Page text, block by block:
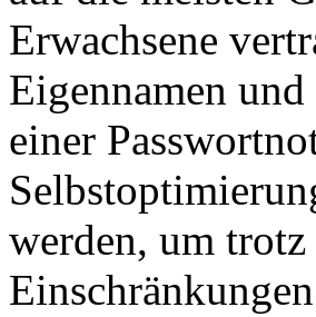
Erwachsene
Eigennamen
einer
werden, um trotz